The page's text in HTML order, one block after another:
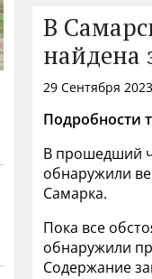
В
найдена
29 Сентября
Подробности
В прошедший
обнаружили
Самарка.
Пока все
обнаружили
Содержание